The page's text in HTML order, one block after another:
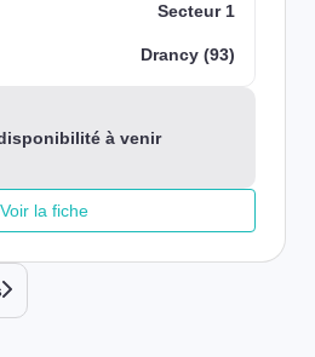
Secteur 1
Drancy (93)
à venir
Voir la fiche